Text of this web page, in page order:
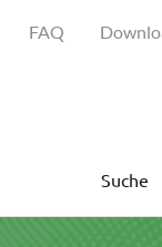
FAQ
Suche